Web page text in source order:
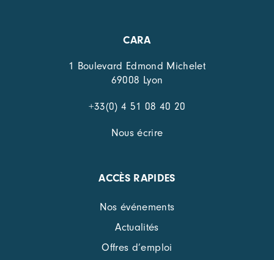
CARA
1 Boulevard Edmond Michelet
69008 Lyon
+33(0) 4 51 08 40 20
Nous écrire
ACCÈS RAPIDES
Nos événements
Actualités
Offres d’emploi